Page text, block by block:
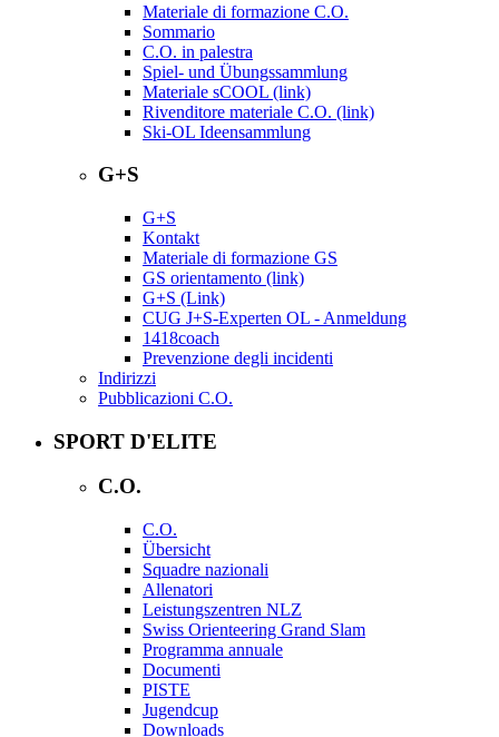
Materiale di formazione C.O.
Sommario
C.O. in palestra
Spiel- und Übungssammlung
Materiale sCOOL (link)
Rivenditore materiale C.O. (link)
Ski-OL Ideensammlung
G+S
G+S
Kontakt
Materiale di formazione GS
GS orientamento (link)
G+S (Link)
CUG J+S-Experten OL - Anmeldung
1418coach
Prevenzione degli incidenti
Indirizzi
Pubblicazioni C.O.
SPORT D'ELITE
C.O.
C.O.
Übersicht
Squadre nazionali
Allenatori
Leistungszentren NLZ
Swiss Orienteering Grand Slam
Programma annuale
Documenti
PISTE
Jugendcup
Downloads